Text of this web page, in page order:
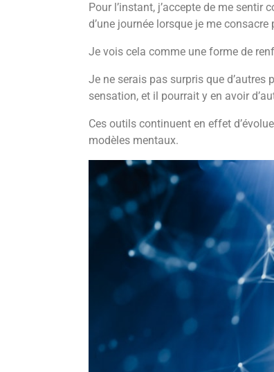
Pour l’instant, j’accepte de me sentir
d’une journée lorsque je me consacre
Je vois cela comme une forme de
Je ne serais pas surpris que d’autres
sensation, et il pourrait y en avoir
Ces outils continuent en effet
modèles mentaux.